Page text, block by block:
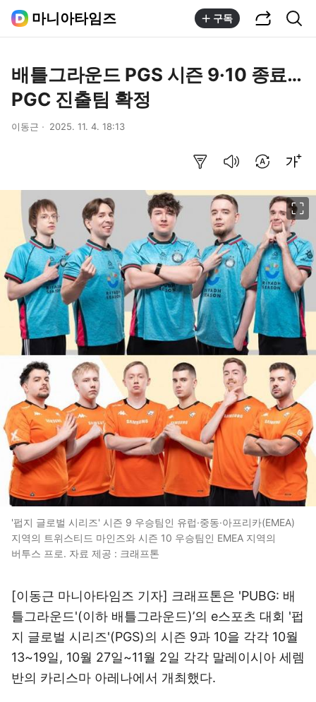
마니아타임즈 구독
배틀그라운드 PGS 시즌 9·10 종료…
PGC 진출팀 확정
이동근 2025. 11. 4. 18:13
'펍지 글로벌 시리즈' 시즌 9 우승팀인 유럽·중동·아프리카(EMEA)
지역의 트위스티드 마인즈와 시즌 10 우승팀인 EMEA 지역의
버투스 프로. 자료 제공 : 크래프톤
[이동근 마니아타임즈 기자] 크래프톤은 'PUBG: 배
틀그라운드'(이하 배틀그라운드)’의 e스포츠 대회 '펍
지 글로벌 시리즈'(PGS)의 시즌 9과 10을 각각 10월
13~19일, 10월 27일~11월 2일 각각 말레이시아 세렘
반의 카리스마 아레나에서 개최했다.